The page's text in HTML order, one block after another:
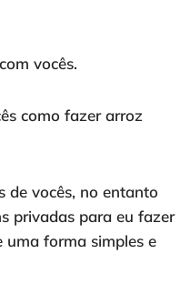
vocês.
como fazer arroz
de vocês, no entanto
privadas para eu fazer
uma forma simples e